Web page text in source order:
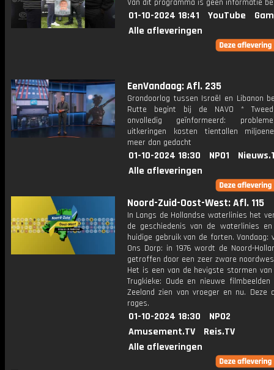
Van dit programma is geen informatie
01-10-2024 18:41 YouTube
Alle afleveringen
EenVandaag: Afl. 235
Grondoorlog tussen Israël en Libanon
Rutte begint bij de NAVO *
onvolledig geïnformeerd:
uitkeringen kosten tientallen
meer dan gedacht
01-10-2024 18:30 NPO1
Alle afleveringen
Noord-Zuid-Oost-West: Afl. 115
In Langs de Hollandse waterlinies het
de geschiedenis van de waterlinies
huidige gebruik van de forten. Vandaag:
Ons Dorp: in 1976 wordt de Noord-
getroffen door een zeer zware
Het is een van de hevigste stormen
Trugkieke: Oude en nieuwe
Zeeland zien van vroeger en nu. Deze
rages.
01-10-2024 18:30
NPO2
Amusement.TV
Reis.TV
Alle afleveringen